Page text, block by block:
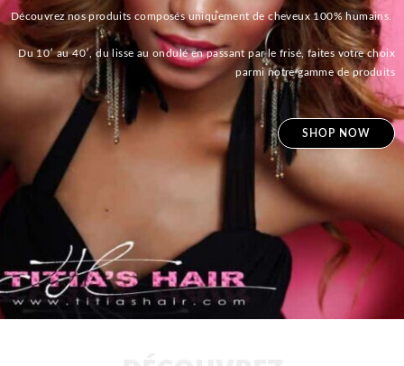
Découvrez nos produits composés uniquement de cheveux 100% humains.
Du 10′ au 40′, du lisse au ondulé en passant par le frisé, faites votre choix
parmi notre gamme de produits
SHOP NOW